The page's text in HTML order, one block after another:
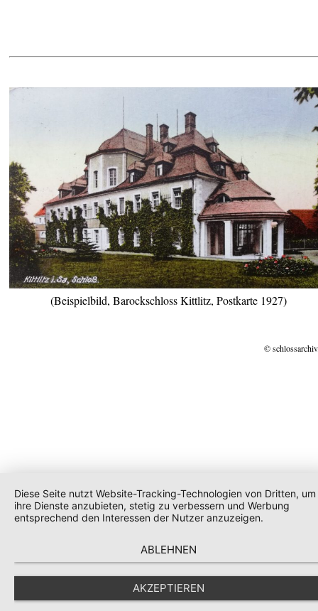
(Beispielbild, Barockschloss Kittlitz, Postkarte 1927)
©
Diese Seite nutzt Website-Tracking-Technologien von Dritten, um
ihre Dienste anzubieten, stetig zu verbessern und Werbung
entsprechend den Interessen der Nutzer anzuzeigen.
ABLEHNEN
AKZEPTIEREN